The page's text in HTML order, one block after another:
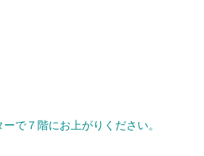
で７階にお上がりください。